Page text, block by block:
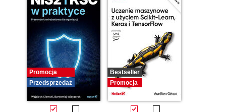
Promocja
Przedsprzedaż
Bestseller
Promocja